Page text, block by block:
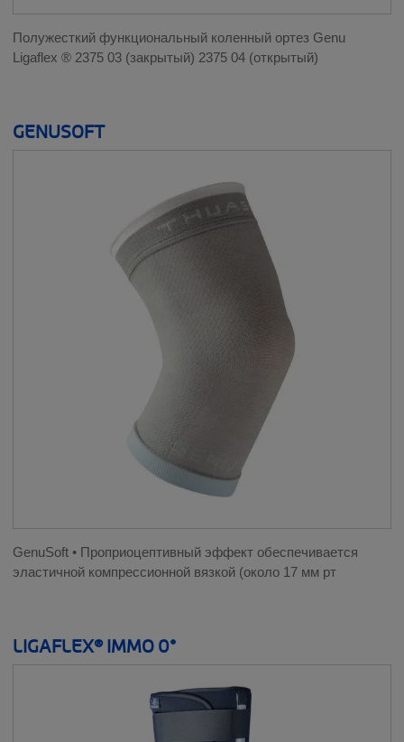
Полужесткий функциональный коленный ортез Genu
Ligaflex ® 2375 03 (закрытый) 2375 04 (открытый)
GENUSOFT
GenuSoft • Проприоцептивный эффект обеспечивается
эластичной компрессионной вязкой (около 17 мм рт
LIGAFLEX® IMMO 0°